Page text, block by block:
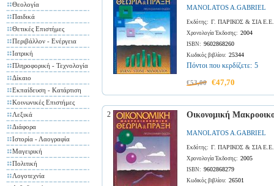
Θεολογία
Παιδικά
Θετικές Επιστήμες
Περιβάλλον - Ενέργεια
Ιατρική
Πληροφορική - Τεχνολογία
Δίκαιο
Εκπαίδευση - Κατάρτιση
Κοινωνικές Επιστήμες
Λεξικά
Διάφορα
Ιστορία - Λαογραφία
Μαγειρική
Πολιτική
Λογοτεχνία
MANOLATOS A.GABRIEL
Εκδότης: Γ. ΠΑΡΙΚΟΣ & ΣΙΑ
Χρονολογία Έκδοσης: 2004
ISBN: 9602868260
Κωδικός βιβλίου: 25344
Πόντοι που κερδίζετε: 5
€53,00 €47,70
2 Οικονομική
MANOLATOS A.GABRIEL
Εκδότης: Γ. ΠΑΡΙΚΟΣ & ΣΙΑ
Χρονολογία Έκδοσης: 2005
ISBN: 9602868279
Κωδικός βιβλίου: 26501